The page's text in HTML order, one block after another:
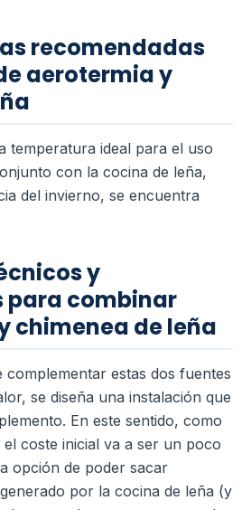
recomendadas
aerotermia y
temperatura ideal para el uso
con la cocina de leña,
del invierno, se encuentra
y
para combinar
chimenea de leña
complementar estas dos fuentes
se diseña una instalación que
En este sentido, como
coste inicial va a ser un poco
opción de poder sacar
por la cocina de leña (y